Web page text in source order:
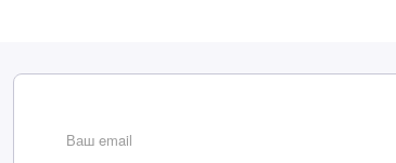
Ваш email